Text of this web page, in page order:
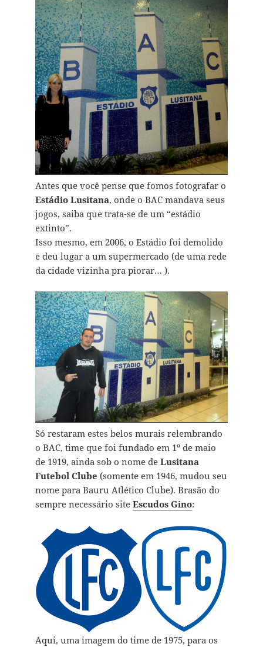
Antes que você pense que fomos fotografar o
Estádio Lusitana, onde o BAC mandava seus
jogos, saiba que trata-se de um “estádio
extinto”.
Isso mesmo, em 2006, o Estádio foi demolido
e deu lugar a um supermercado (de uma rede
da cidade vizinha pra piorar… ).
Só restaram estes belos murais relembrando
o BAC, time que foi fundado em 1º de maio
de 1919, ainda sob o nome de Lusitana
Futebol Clube (somente em 1946, mudou seu
nome para Bauru Atlético Clube). Brasão do
sempre necessário site Escudos Gino:
Aqui, uma imagem do time de 1975, para os